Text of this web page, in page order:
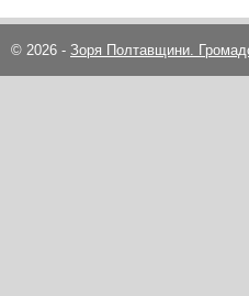
© 2026 - Зоря Полтавщини.